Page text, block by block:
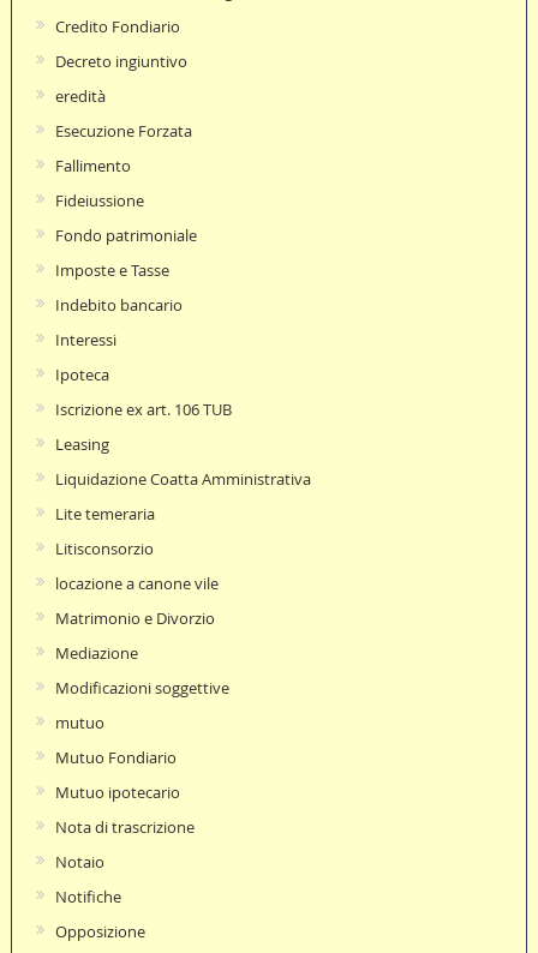
Credito Fondiario
Decreto ingiuntivo
eredità
Esecuzione Forzata
Fallimento
Fideiussione
Fondo patrimoniale
Imposte e Tasse
Indebito bancario
Interessi
Ipoteca
Iscrizione ex art. 106 TUB
Leasing
Liquidazione Coatta Amministrativa
Lite temeraria
Litisconsorzio
locazione a canone vile
Matrimonio e Divorzio
Mediazione
Modificazioni soggettive
mutuo
Mutuo Fondiario
Mutuo ipotecario
Nota di trascrizione
Notaio
Notifiche
Opposizione